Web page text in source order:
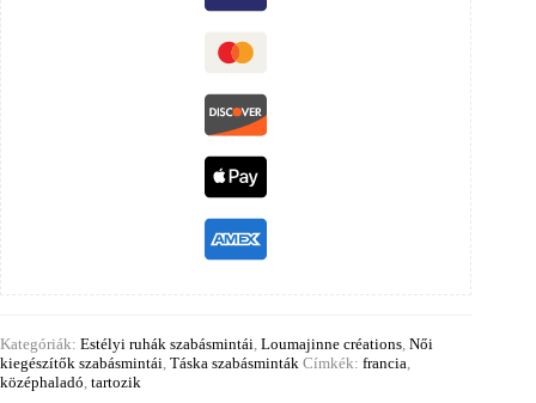
Kategóriák: Estélyi ruhák szabásmintái Loumajinne créations Női
kiegészítők szabásmintái Táska szabásminták Címkék: francia
középhaladó tartozik